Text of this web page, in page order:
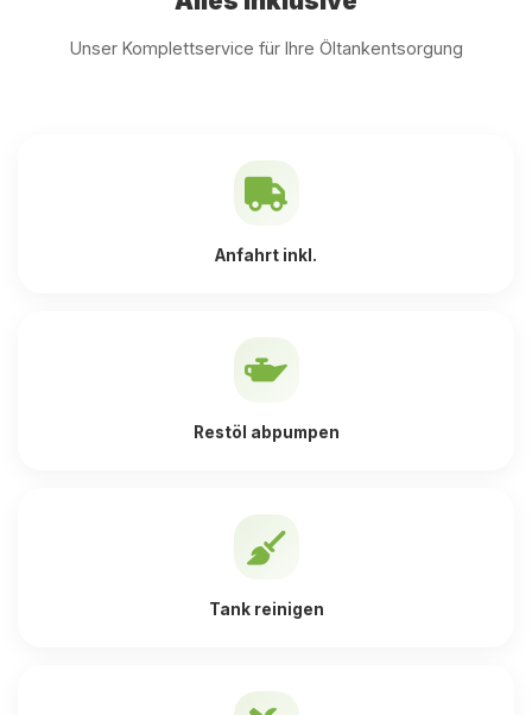
Unser Komplettservice für Ihre Öltankentsorgung
Anfahrt inkl.
Restöl abpumpen
Tank reinigen